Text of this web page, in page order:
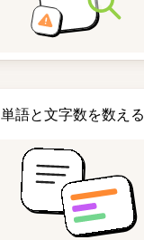
単語と文字数を数える